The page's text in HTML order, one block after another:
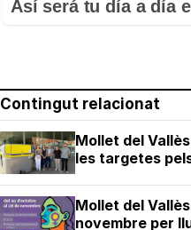
Así será tu día a día
Contingut relacionat
Mollet del
les targetes
Mollet del
novembre per